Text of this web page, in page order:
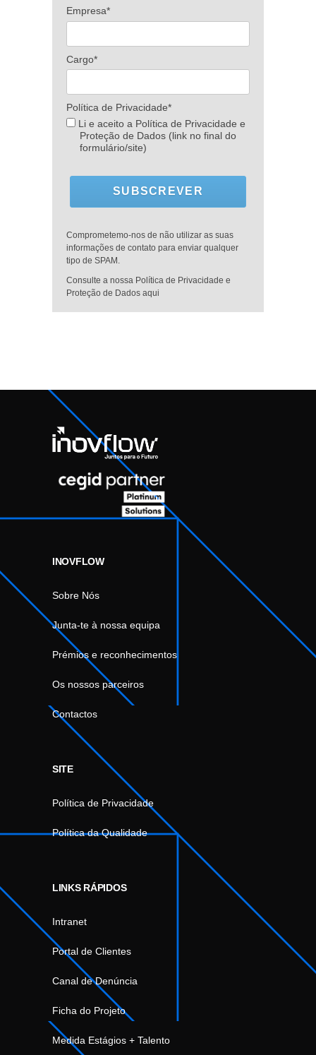
Empresa*
Cargo*
Política de Privacidade*
Li e aceito a Política de Privacidade e
Proteção de Dados (link no final do
formulário/site)
SUBSCREVER
Comprometemo-nos de não utilizar as suas
informações de contato para enviar qualquer
tipo de SPAM.
Consulte a nossa Política de Privacidade e
Proteção de Dados aqui
INOVFLOW
Sobre Nós
Junta-te à nossa equipa
Prémios e reconhecimentos
Os nossos parceiros
Contactos
SITE
Política de Privacidade
Política da Qualidade
LINKS RÁPIDOS
Intranet
Portal de Clientes
Canal de Denúncia
Ficha do Projeto
Medida Estágios + Talento